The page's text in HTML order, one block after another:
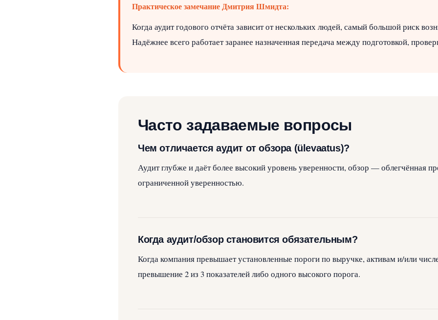
Практическое замечание Дмитрия Шмидта:
Когда аудит годового отчёта зависит от нескольких людей, самый большой риск
Надёжнее всего работает заранее назначенная передача между подготовкой,
Часто задаваемые вопросы
Чем отличается аудит от обзора (ülevaatus)?
Аудит глубже и даёт более высокий уровень уверенности, обзор — облегчённая
ограниченной уверенностью.
Когда аудит/обзор становится обязательным?
Когда компания превышает установленные пороги по выручке, активам и/или
превышение 2 из 3 показателей либо одного высокого порога.